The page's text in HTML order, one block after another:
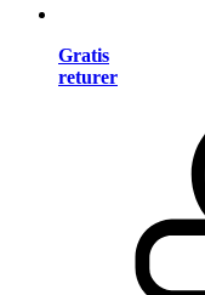
Gratis
returer